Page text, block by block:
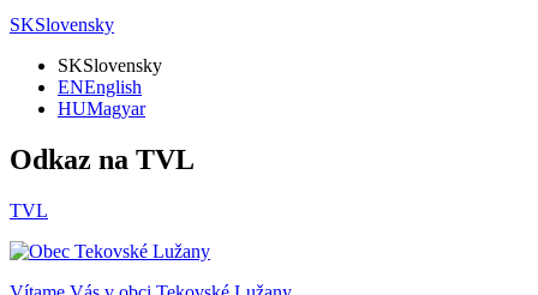
SKSlovensky
SKSlovensky
ENEnglish
HUMagyar
Odkaz na TVL
TVL